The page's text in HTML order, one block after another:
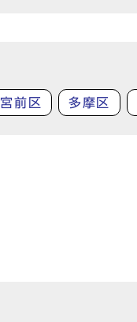
宮前区 多摩区